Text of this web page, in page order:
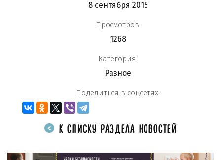
8 сентября 2015
Просмотров:
1268
Категория:
Разное
Поделиться в соцсетях:
К СПИСКУ РАЗДЕЛА НОВОСТЕЙ